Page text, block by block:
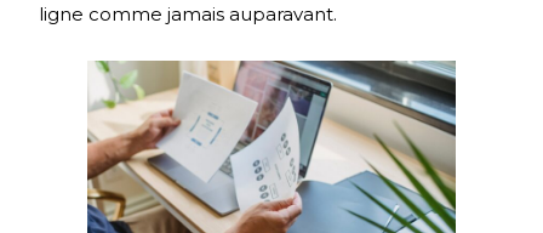
ligne comme jamais auparavant.